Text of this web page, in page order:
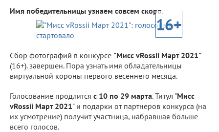
Имя победительницы узнаем совсем скоро.
16+
Сбор фотографий в конкурсе "Мисс vRossii Март 2021"
(16+). завершен. Пора узнать имя обладательницы
виртуальной короны первого весеннего месяца.
Голосование продлится с 10 по 29 марта. Титул "Мисс
vRossii Март 2021" и подарки от партнеров конкурса (на
их усмотрение) получит участница, набравшая больше
всего голосов.